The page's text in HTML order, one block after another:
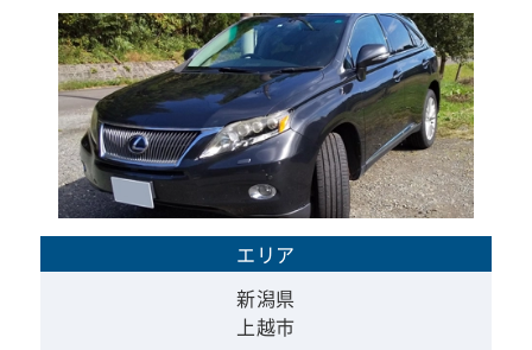
エリア
新潟県
上越市